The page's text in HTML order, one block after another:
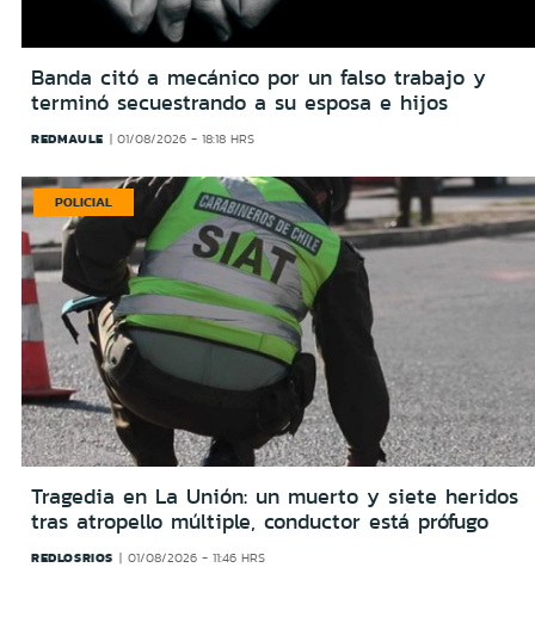
Banda citó a mecánico por un falso trabajo y
terminó secuestrando a su esposa e hijos
REDMAULE 01/08/2026 - 18:18 HRS
POLICIAL
Tragedia en La Unión: un muerto y siete heridos
tras atropello múltiple, conductor está prófugo
REDLOSRIOS 01/08/2026 - 11:46 HRS